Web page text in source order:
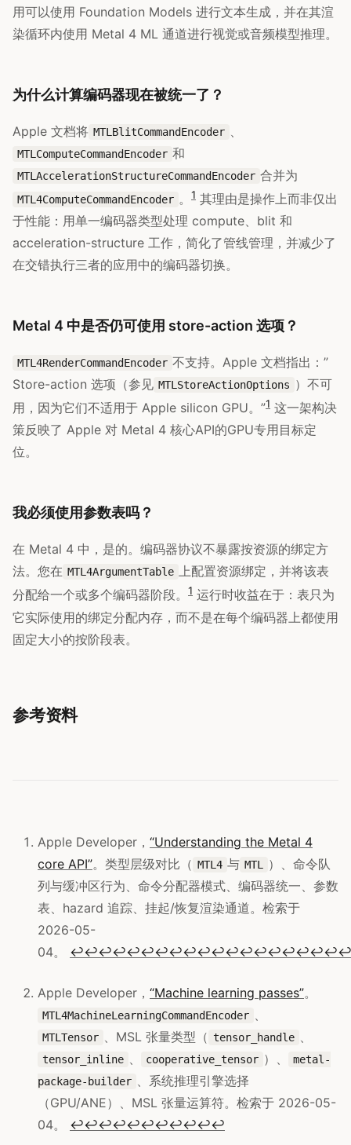
用可以使用 Foundation Models 进行文本生成，并在其渲
染循环内使用 Metal 4 ML 通道进行视觉或音频模型推理。
为什么计算编码器现在被统一了？
Apple 文档将 MTLBlitCommandEncoder
MTLComputeCommandEncoder 和
MTLAccelerationStructureCommandEncoder 合并为
MTL4ComputeCommandEncoder 。 1 其理由是操作上而非仅出
于性能：用单一编码器类型处理 compute、blit 和
acceleration-structure 工作，简化了管线管理，并减少了
在交错执行三者的应用中的编码器切换。
Metal 4 中是否仍可使用 store-action 选项？
MTL4RenderCommandEncoder 不支持。Apple 文档指出：”
Store-action 选项（参见 MTLStoreActionOptions ）不可
用，因为它们不适用于 Apple silicon GPU。”1 这一架构决
策反映了 Apple 对 Metal 4 核心API的GPU专用目标定
位。
我必须使用参数表吗？
在 Metal 4 中，是的。编码器协议不暴露按资源的绑定方
法。您在 MTL4ArgumentTable 上配置资源绑定，并将该表
分配给一个或多个编码器阶段。
1 运行时收益在于：表只为
它实际使用的绑定分配内存，而不是在每个编码器上都使用
固定大小的按阶段表。
参考资料
Apple Developer， “Understanding the Metal 4
core API”。类型层级对比（ MTL4 与 MTL
）、命令队
列与缓冲区行为、命令分配器模式、编码器统一、参数
表、hazard 追踪、挂起/恢复渲染通道。检索于
2026-05-
04。 ↩↩↩↩↩↩↩↩↩↩↩↩↩↩↩↩↩↩↩↩
Apple Developer， “Machine learning passes”。
MTL4MachineLearningCommandEncoder
MTLTensor 、MSL 张量类型（ tensor_handle
tensor_inline cooperative_tensor ）、
metal-
package-builder
、系统推理引擎选择
（GPU/ANE）、MSL 张量运算符。检索于 2026-05-
04。 ↩↩↩↩↩↩↩↩↩↩↩